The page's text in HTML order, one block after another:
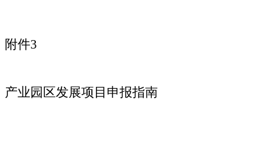
附件3
产业园区发展项目申报指南